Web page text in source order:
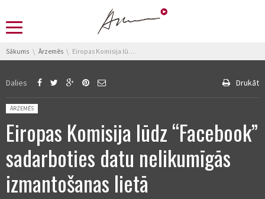
You are here:
Sākums Ārzemēs Eiropas Komisija lūdz “Facebook” sadarboties datu nelikumīgās izmantošanas lietā
Dalies Drukāt
Posted in:
ĀRZEMĒS
Eiropas Komisija lūdz “Facebook”
sadarboties datu nelikumīgās
izmantošanas lietā